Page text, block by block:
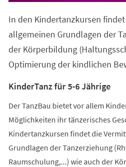
In den Kindertanzkursen
allgemeinen Grundlagen der
der Körperbildung
Optimierung der kindlichen
KinderTanz für 5-6 Jährige
Der TanzBau bietet vor allem
Möglichkeiten ihr tänzerisches
Kindertanzkursen findet die
Grundlagen der Tanzerziehung
Raumschulung,...) wie auch der